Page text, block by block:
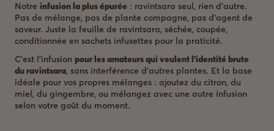
Notre infusion la plus épurée : ravintsara seul, rien d’autre.
Pas de mélange, pas de plante compagne, pas d’agent de
saveur. Juste la feuille de ravintsara, séchée, coupée,
conditionnée en sachets infusettes pour la praticité.
C’est l’infusion pour les amateurs qui veulent l’identité brute
du ravintsara, sans interférence d’autres plantes. Et la base
idéale pour vos propres mélanges : ajoutez du citron, du
miel, du gingembre, ou mélangez avec une autre infusion
selon votre goût du moment.